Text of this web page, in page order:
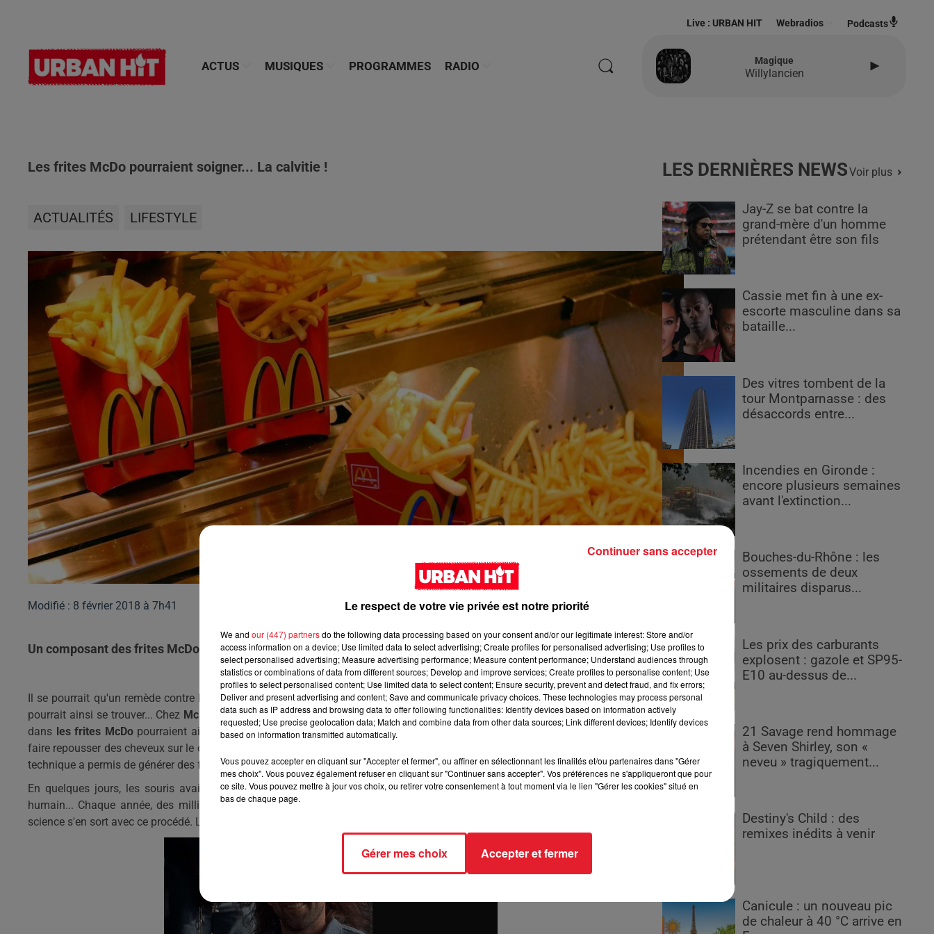
ACTUS MUSIQUES PROGRAMMES RADIO
Live : URBAN HIT Webradios Podcasts
Magique
Willylancien
Les frites McDo pourraient soigner... La calvitie !
ACTUALITÉS LIFESTYLE
Modifié : 8 février 2018 à 7h41
Un composant des frites McDo pourrait empêcher la chute des cheveux.
Il se pourrait qu'un remède contre la calvitie vienne d'être trouvé. En effet, selon certains scientifiques japonais, la réponse
pourrait ainsi se trouver... Chez McDo Et oui, croyez le ou non, mais un élément chimique - ledimethylpolysiloxane - utilisé
dans les frites McDo pourraient aider les cheveux à repousser. Plus fou encore, les scientifiques en question ont réussi à
faire repousser des cheveux sur le crâne d'une souris en utilisant un procédé tout simple, à base de cellules humaines.
technique a permis de générer des follicules capable de faire pousser des cheveux.
En quelques jours, les souris avaient le dos couvert de poils ! La même technique pourrait ainsi être utilisée sur l'être
humain... Chaque année, des milliards d'euros sont dépensés dans la recherche, mais c'est bien la première fois que la
science s'en sort avec ce procédé. La révolution
LES DERNIÈRES NEWSVoir plus
Jay-Z se bat contre la
grand-mère d'un homme
prétendant être son fils
Cassie met fin à une ex-
escorte masculine dans sa
bataille...
Des vitres tombent de la
tour Montparnasse : des
désaccords entre...
Incendies en Gironde :
encore plusieurs semaines
avant l'extinction...
Bouches-du-Rhône : les
ossements de deux
militaires disparus...
Les prix des carburants
explosent : gazole et SP95-
E10 au-dessus de...
21 Savage rend hommage
à Seven Shirley, son «
neveu » tragiquement...
Destiny's Child : des
remixes inédits à venir
Canicule : un nouveau pic
de chaleur à 40 °C arrive en
Le respect de votre vie privée est notre priorité
We and our (447) partnersdo the following data processing based on your consent and/or our legitimate interest: Store and/or
access information on a device; Use limited data to select advertising; Create profiles for personalised advertising; Use profiles to
select personalised advertising; Measure advertising performance; Measure content performance; Understand audiences through
statistics or combinations of data from different sources; Develop and improve services; Create profiles to personalise content; Use
profiles to select personalised content; Use limited data to select content; Ensure security, prevent and detect fraud, and fix errors;
Deliver and present advertising and content; Save and communicate privacy choices. These technologies may process personal
data such as IP address and browsing data to offer following functionalities: Identify devices based on information actively
requested; Use precise geolocation data; Match and combine data from other data sources; Link different devices; Identify devices
based on information transmitted automatically.
Vous pouvez accepter en cliquant sur "Accepter et fermer", ou affiner en sélectionnant les finalités et/ou partenaires dans "Gérer
mes choix". Vous pouvez également refuser en cliquant sur "Continuer sans accepter". Vos préférences ne s'appliqueront que pour
ce site. Vous pouvez mettre à jour vos choix, ou retirer votre consentement à tout moment via le lien "Gérer les cookies" situé en
bas de chaque page.
Gérer mes choix Accepter et fermer
Continuer sans accepter